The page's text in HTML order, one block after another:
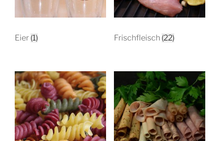
Eier (1) Frischfleisch (22)